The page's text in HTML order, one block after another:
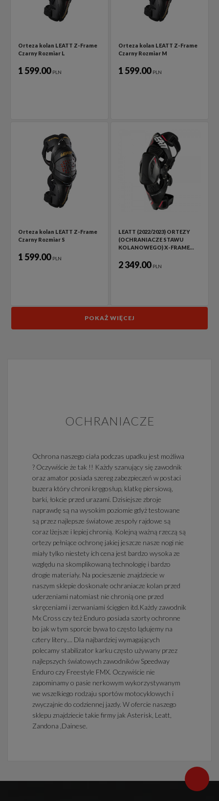
Orteza kolan LEATT Z-Frame
Czarny Rozmiar L
1 599.00 PLN
Orteza kolan LEATT Z-Frame
Czarny Rozmiar M
1 599.00 PLN
Orteza kolan LEATT Z-Frame
Czarny Rozmiar S
1 599.00 PLN
LEATT (2022/2023) ORTEZY
(OCHRANIACZE STAWU
KOLANOWEGO) X-FRAME…
2 349.00 PLN
POKAŻ WIĘCEJ
OCHRANIACZE
Ochrona naszego ciała podczas upadku jest możliwa
? Oczywiście że tak !! Każdy szanujący się zawodnik
oraz amator posiada szereg zabezpieczeń w postaci
buzera który chroni kręgosłup, klatkę piersiową,
barki, łokcie przed urazami. Dzisiejsze zbroje
naprawdę są na wysokim poziomie gdyż testowane
są przez najlepsze światowe zespoły rajdowe są
coraz lżejsze i lepiej chronią. Kolejną ważną rzeczą są
ortezy pełniące ochronę jakiej jeszcze nasze nogi nie
miały tylko niestety ich cena jest bardzo wysoka ze
względu na skomplikowaną technologię i bardzo
drogie materiały. Na pocieszenie znajdziecie w
naszym sklepie doskonałe ochraniacze kolan przed
uderzeniami natomiast nie chronią one przed
skręceniami i zerwaniami ścięgien itd.Każdy zawodnik
Mx Cross czy też Enduro posiada szorty ochronne
bo jak w tym sporcie bywa to często lądujemy na
cztery litery.... Dla najbardziej wymagających
polecamy stabilizator karku często używany przez
najlepszych światowych zawodników Speedway
Enduro czy Freestyle FMX. Oczywiście nie
zapominamy o pasie nerkowym wykorzystywanym
we wszelkiego rodzaju sportów motocyklowych i
zwyczajnie do codziennej jazdy. W ofercie naszego
sklepu znajdziecie takie firmy jak Asterisk, Leatt,
Zandona ,Dainese.